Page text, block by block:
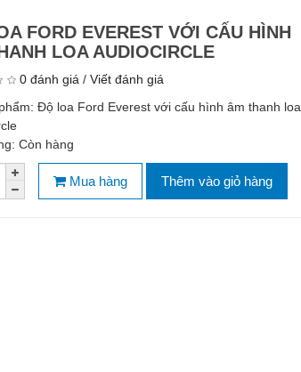
FORD EVEREST VỚI CẤU HÌNH
LOA AUDIOCIRCLE
0 đánh giá / Viết đánh giá
Độ loa Ford Everest với cấu hình âm thanh loa
Còn hàng
Mua hàng Thêm vào giỏ hàng